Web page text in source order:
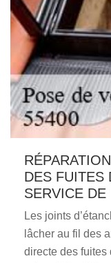
DES FUITES
SERVICE DE
Les joints
lâcher au fil des
directe des fuites